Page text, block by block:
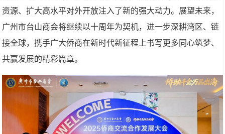
资源、扩大高水平对外开放注入了新的强大动力。展望未来，
广州市台山商会将继续以十周年为契机，进一步深耕湾区、链
接全球，携手广大侨商在新时代新征程上书写更多同心筑梦、
共赢发展的精彩篇章。